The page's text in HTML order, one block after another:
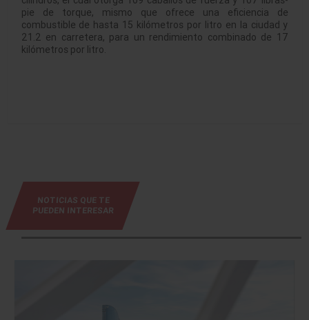
pie de torque, mismo que ofrece una eficiencia de
combustible de hasta 15 kilómetros por litro en la ciudad y
21.2 en carretera, para un rendimiento combinado de 17
kilómetros por litro.
NOTICIAS QUE TE
PUEDEN INTERESAR